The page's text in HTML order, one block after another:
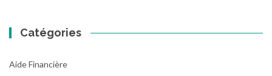
Catégories
Aide Financière